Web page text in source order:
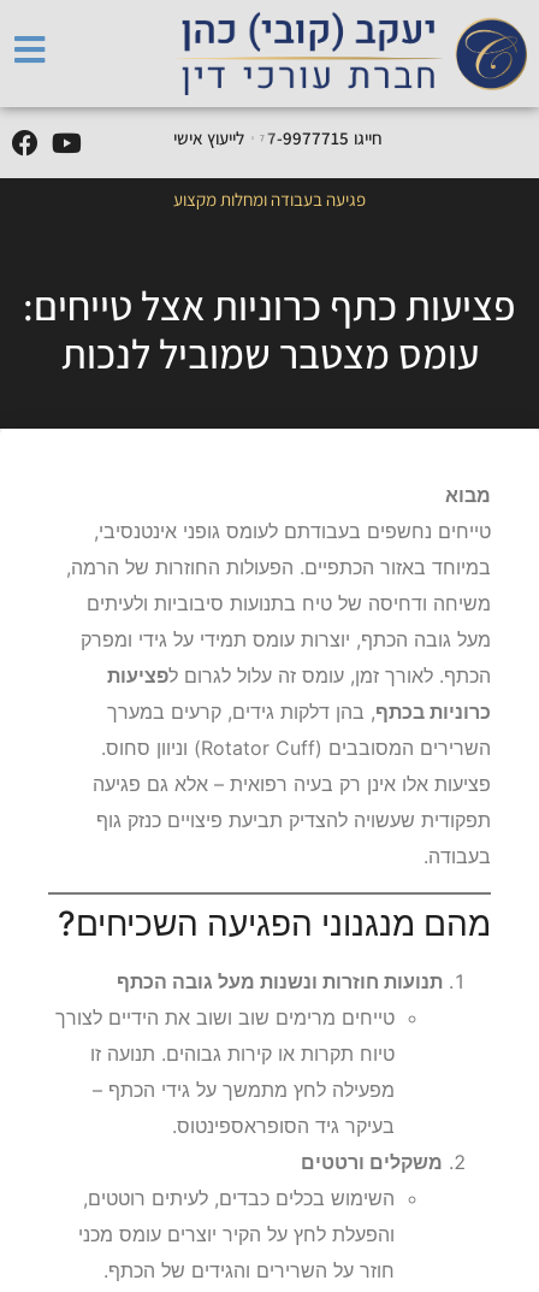
חייגו
050- לייעוץ אישי
פגיעה בעבודה ומחלות מקצוע
פציעות כתף כרוניות אצל טייחים:
עומס מצטבר שמוביל לנכות
מבוא
טייחים נחשפים בעבודתם לעומס גופני אינטנסיבי,
במיוחד באזור הכתפיים. הפעולות החוזרות של הרמה,
משיחה ודחיסה של טיח בתנועות סיבוביות ולעיתים
מעל גובה הכתף, יוצרות עומס תמידי על גידי ומפרק
הכתף. לאורך זמן, עומס זה עלול לגרום לפציעות
כרוניות בכתף, בהן דלקות גידים, קרעים במערך
השרירים המסובבים (Rotator Cuff) וניוון סחוס.
פציעות אלו אינן רק בעיה רפואית – אלא גם פגיעה
תפקודית שעשויה להצדיק תביעת פיצויים כנזק גוף
בעבודה.
מהם מנגנוני הפגיעה השכיחים?
תנועות חוזרות ונשנות מעל גובה הכתף
טייחים מרימים שוב ושוב את הידיים לצורך
טיוח תקרות או קירות גבוהים. תנועה זו
מפעילה לחץ מתמשך על גידי הכתף –
בעיקר גיד הסופראספינטוס.
משקלים ורטטים
השימוש בכלים כבדים, לעיתים רוטטים,
והפעלת לחץ על הקיר יוצרים עומס מכני
חוזר על השרירים והגידים של הכתף.